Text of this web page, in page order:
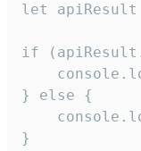
let
if
} else {
}